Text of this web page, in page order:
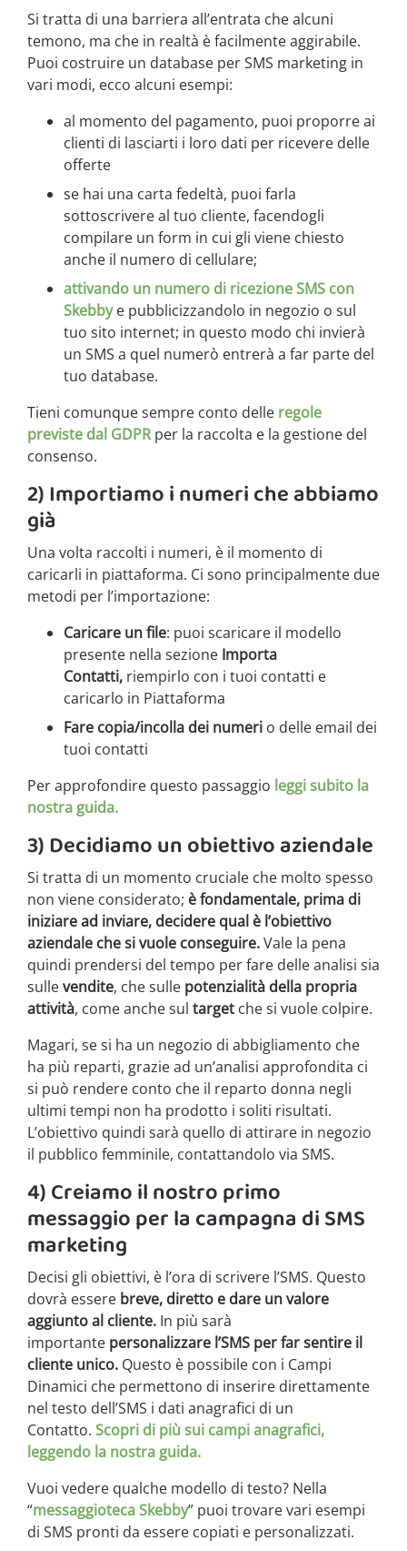
Si tratta di una barriera all’entrata che alcuni
temono, ma che in realtà è facilmente aggirabile.
Puoi costruire un database per SMS marketing in
vari modi, ecco alcuni esempi:
al momento del pagamento, puoi proporre ai
clienti di lasciarti i loro dati per ricevere delle
offerte
se hai una carta fedeltà, puoi farla
sottoscrivere al tuo cliente, facendogli
compilare un form in cui gli viene chiesto
anche il numero di cellulare;
attivando un numero di ricezione SMS con
Skebbye pubblicizzandolo in negozio o sul
tuo sito internet; in questo modo chi invierà
un SMS a quel numerò entrerà a far parte del
tuo database.
Tieni comunque sempre conto delle regole
previste dal GDPRper la raccolta e la gestione del
consenso.
2) Importiamo i numeri che abbiamo
già
Una volta raccolti i numeri, è il momento di
caricarli in piattaforma. Ci sono principalmente due
metodi per l’importazione:
Caricare un file: puoi scaricare il modello
presente nella sezione Importa
Contatti, riempirlo con i tuoi contatti e
caricarlo in Piattaforma
Fare copia/incolla dei numeri o delle email dei
tuoi contatti
Per approfondire questo passaggio leggi subito la
nostra guida.
3) Decidiamo un obiettivo aziendale
Si tratta di un momento cruciale che molto spesso
non viene considerato; è fondamentale, prima di
iniziare ad inviare, decidere qual è l’obiettivo
aziendale che si vuole conseguire.Vale la pena
quindi prendersi del tempo per fare delle analisi sia
sullevendite, che sulle potenzialità della propria
attività, come anche sul target che si vuole colpire.
Magari, se si ha un negozio di abbigliamento che
ha più reparti, grazie ad un’analisi approfondita ci
si può rendere conto che il reparto donna negli
ultimi tempi non ha prodotto i soliti risultati.
L’obiettivo quindi sarà quello di attirare in negozio
il pubblico femminile, contattandolo via SMS.
4) Creiamo il nostro primo
messaggio per la campagna di SMS
marketing
Decisi gli obiettivi, è l’ora di scrivere l’SMS. Questo
dovrà essere breve, diretto e dare un valore
aggiunto al cliente. In più sarà
importante personalizzare l’SMS per far sentire il
cliente unico. Questo è possibile con i Campi
Dinamici che permettono di inserire direttamente
nel testo dell’SMS i dati anagrafici di un
Contatto. Scopri di più sui campi anagrafici,
leggendo la nostra guida.
Vuoi vedere qualche modello di testo? Nella
“messaggioteca Skebby” puoi trovare vari esempi
di SMS pronti da essere copiati e personalizzati.